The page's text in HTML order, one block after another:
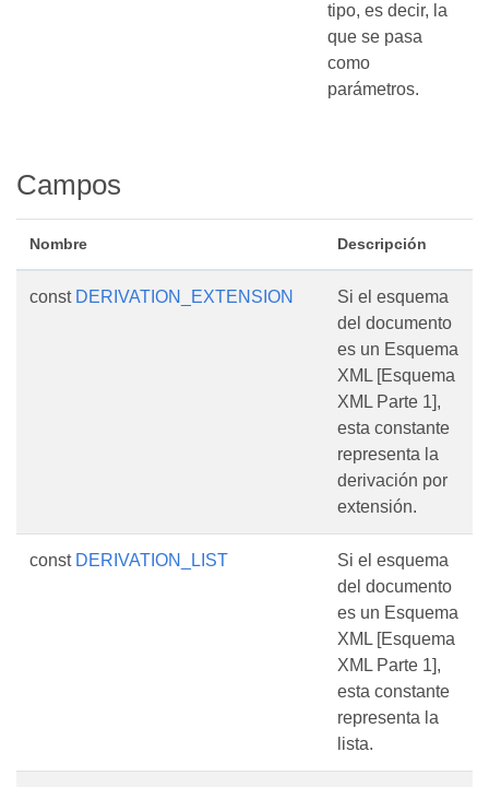
tipo, es decir, la
que se pasa
como
parámetros.
Campos
Nombre Descripción
const DERIVATION_EXTENSION
Si el esquema
del documento
es un Esquema
XML [Esquema
XML Parte 1],
esta constante
representa la
derivación por
extensión.
const DERIVATION_LIST
Si el esquema
del documento
es un Esquema
XML [Esquema
XML Parte 1],
esta constante
representa la
lista.